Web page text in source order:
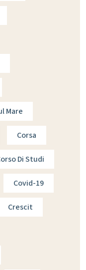
Mare
Corsa
Di Studi
Covid-19
Crescit